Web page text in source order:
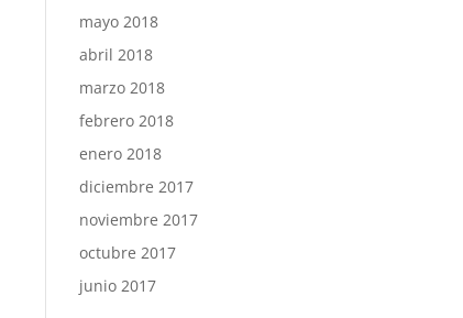
mayo 2018
abril 2018
marzo 2018
febrero 2018
enero 2018
diciembre 2017
noviembre 2017
octubre 2017
junio 2017